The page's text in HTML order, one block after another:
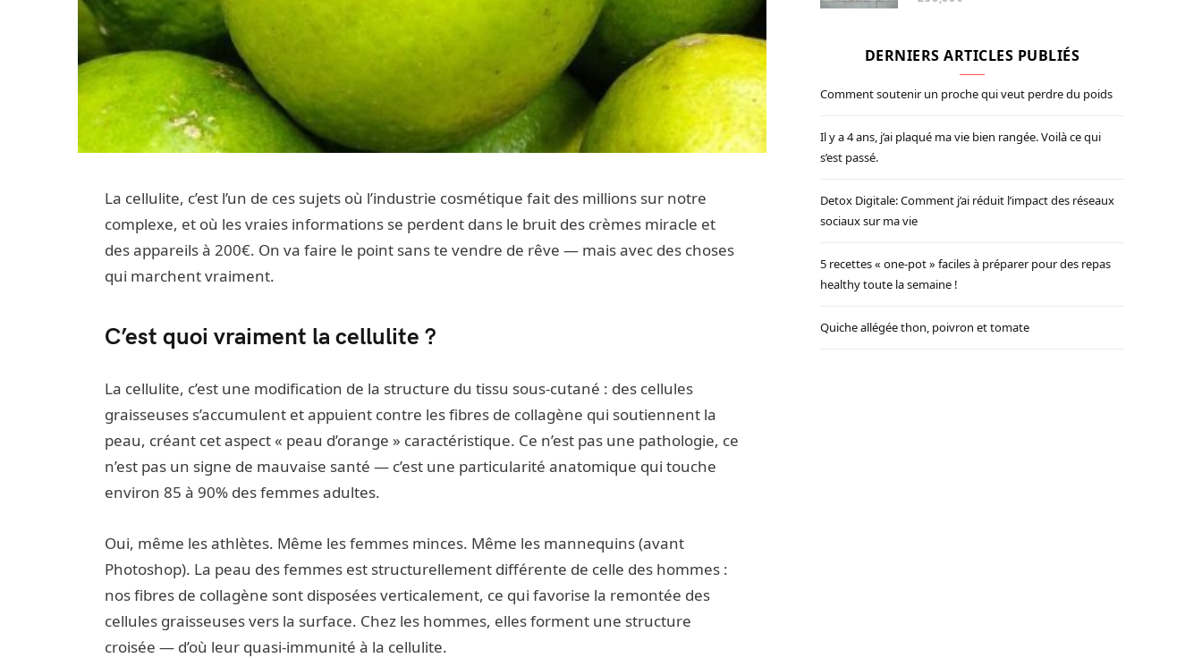
La cellulite, c’est l’un de ces sujets où l’industrie cosmétique fait des millions sur notre
complexe, et où les vraies informations se perdent dans le bruit des crèmes miracle et
des appareils à 200€. On va faire le point sans te vendre de rêve — mais avec des choses
qui marchent vraiment.
C’est quoi vraiment la cellulite ?
La cellulite, c’est une modification de la structure du tissu sous-cutané : des cellules
graisseuses s’accumulent et appuient contre les fibres de collagène qui soutiennent la
peau, créant cet aspect « peau d’orange » caractéristique. Ce n’est pas une pathologie, ce
n’est pas un signe de mauvaise santé — c’est une particularité anatomique qui touche
environ 85 à 90% des femmes adultes.
Oui, même les athlètes. Même les femmes minces. Même les mannequins (avant
Photoshop). La peau des femmes est structurellement différente de celle des hommes :
nos fibres de collagène sont disposées verticalement, ce qui favorise la remontée des
cellules graisseuses vers la surface. Chez les hommes, elles forment une structure
croisée — d’où leur quasi-immunité à la cellulite.
DERNIERS ARTICLES PUBLIÉS
Comment soutenir un proche qui veut perdre du poids
Il y a 4 ans, j’ai plaqué ma vie bien rangée. Voilà ce qui
s’est passé.
Detox Digitale: Comment j’ai réduit l’impact des réseaux
sociaux sur ma vie
5 recettes « one-pot » faciles à préparer pour des repas
healthy toute la semaine !
Quiche allégée thon, poivron et tomate